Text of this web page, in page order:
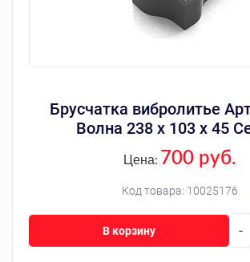
Брусчатка вибролитье
Волна 238 х 103 х 45
Код товара: 10025176
Цена: 700 руб.
-
В корзину